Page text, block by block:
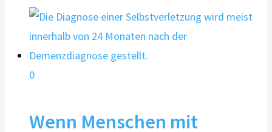
0
Wenn Menschen mit